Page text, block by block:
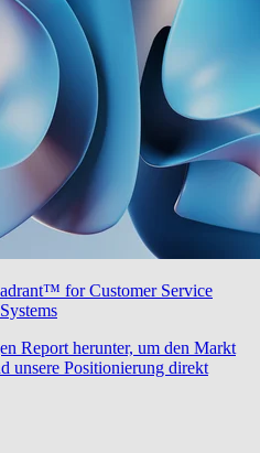
for Customer Service
Report herunter, um den Markt
unsere Positionierung direkt